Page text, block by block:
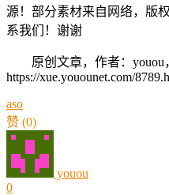
源！部分素材来自网络，版
系我们！谢谢
原创文章，作者：youou
https://xue.youounet.com/
aso
赞 (0)
youou
0